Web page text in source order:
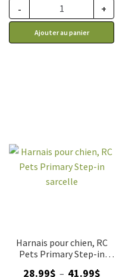
34.99$
à
- +
Ajouter au panier
Harnais pour chien, RC
Pets Primary Step-in
28.99$ – 41.99$Plage